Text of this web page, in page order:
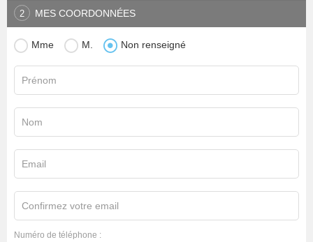
2 MES COORDONNÉES
Mme M. Non renseigné
Prénom
Nom
Email
Confirmez votre email
Numéro de téléphone :